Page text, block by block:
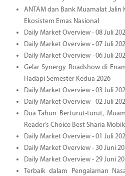
ANTAM dan Bank Muamalat Jalin
Ekosistem Emas Nasional
Daily Market Overview - 08 Juli
Daily Market Overview - 07 Juli
Daily Market Overview - 06 Juli
Gelar Synergy Roadshow di
Hadapi Semester Kedua 2026
Daily Market Overview - 03 Juli
Daily Market Overview - 02 Juli
Dua Tahun Berturut-turut,
Reader’s Choice Best Sharia
Daily Market Overview - 01 Juli
Daily Market Overview - 30 Juni
Daily Market Overview - 29 Juni
Terbaik dalam Pengalaman